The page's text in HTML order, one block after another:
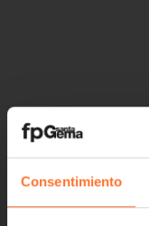
Consentimiento